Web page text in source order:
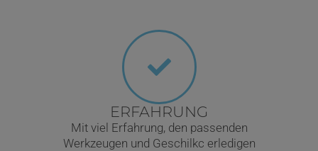
ERFAHRUNG
Mit viel Erfahrung, den passenden
Werkzeugen und Geschilkc erledigen